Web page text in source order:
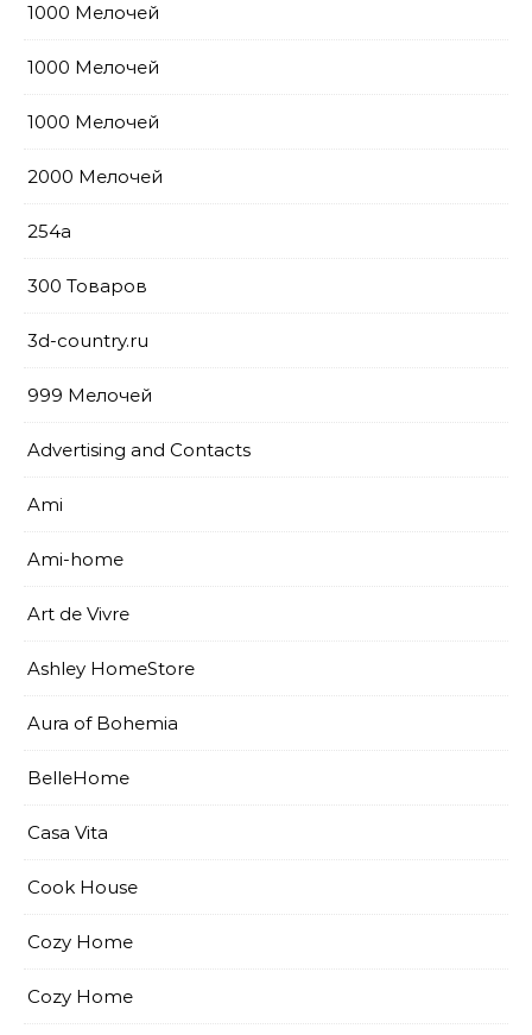
1000 Мелочей
1000 Мелочей
1000 Мелочей
2000 Мелочей
254a
300 Товаров
3d-country.ru
999 Мелочей
Advertising and Contacts
Ami
Ami-home
Art de Vivre
Ashley HomeStore
Aura of Bohemia
BelleHome
Casa Vita
Cook House
Cozy Home
Cozy Home